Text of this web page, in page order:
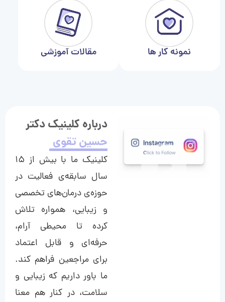
نمونه کار ها مقالات آموزشی
درباره کلینیک دکتر
حسین تقوی
کلینیک ما با بیش از ۱۵
سال سابقه‌ی فعالیت در
حوزه‌ی درمان‌های تخصصی
و زیبایی، همواره تلاش
کرده تا محیطی آرام،
حرفه‌ای و قابل اعتماد
برای مراجعین فراهم کند.
ما باور داریم که زیبایی و
سلامت، در کنار هم معنا